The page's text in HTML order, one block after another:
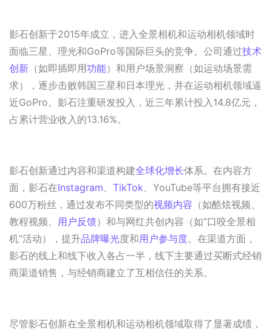
影石创新于2015年成立，进入全景相机和运动相机领域时
面临三星、理光和GoPro等国际巨头的竞争。公司通过技术
创新 （如即插即用功能）和用户场景洞察（如运动场景需
求），逐步击败韩国三星和日本理光，并在运动相机领域逼
近GoPro。影石注重研发投入，近三年累计投入14.8亿元，
占累计营业收入的13.16%。
影石创新通过内容和渠道构建全球化增长体系。在内容方
面，影石在Instagram、 TikTok、YouTube等平台拥有接近
600万粉丝，通过发布不同类型的视频内容 （如酷炫视频、
教程视频、 用户反馈）和与网红共创内容（如“口咬全景相
机”活动），提升品牌曝光度和用户参与度。在渠道方面，
影石的线上和线下收入各占一半，线下主要通过买断式经销
商渠道销售，与经销商建立了互相信任的关系。
尽管影石创新在全景相机和运动相机领域取得了显著成绩，